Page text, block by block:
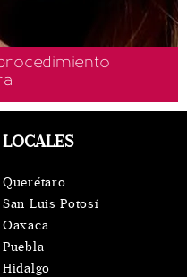
LOCALES
Querétaro
San Luis Potosí
Oaxaca
Puebla
Hidalgo